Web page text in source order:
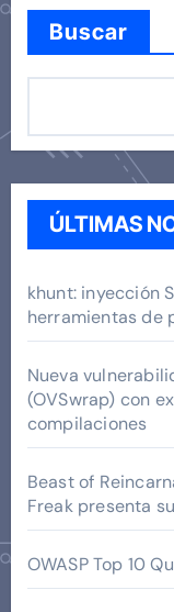
Buscar
ÚLTIMAS
khunt: inyección
herramientas de
Nueva
(OVSwrap) con
compilaciones
Beast of
Freak presenta
OWASP Top 10